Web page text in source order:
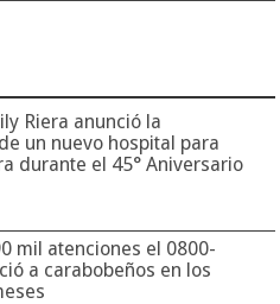
Riera anunció la
un nuevo hospital para
durante el 45° Aniversario
mil atenciones el 0800-
a carabobeños en los